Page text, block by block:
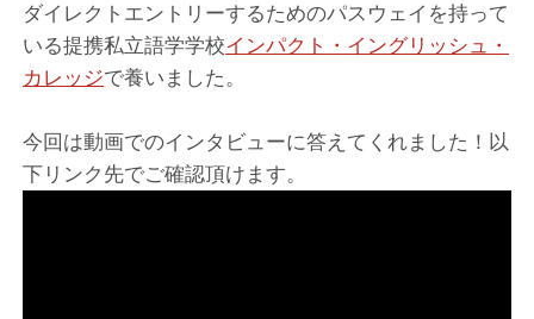
ダイレクトエントリーするためのパスウェイを持って
いる提携私立語学学校インパクト・イングリッシュ・
カレッジで養いました。
今回は動画でのインタビューに答えてくれました！以
下リンク先でご確認頂けます。